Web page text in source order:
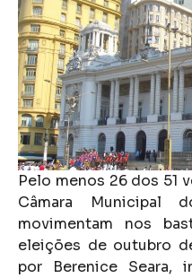
Pelo menos 26 dos 51
Câmara
movimentam nos
eleições de outubro
por Berenice Seara,